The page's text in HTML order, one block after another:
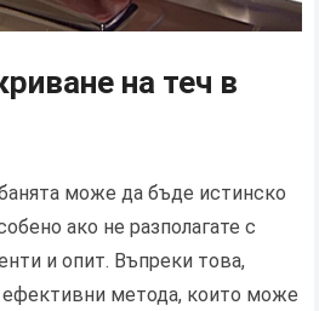
на теч в
може да бъде истинско
ако не разполагате с
и опит. Въпреки това,
метода, които може